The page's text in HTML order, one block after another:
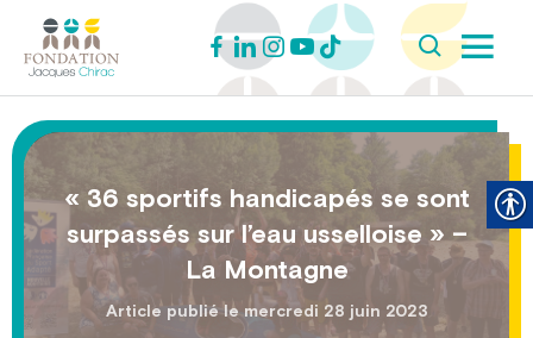
« 36 sportifs handicapés se sont
surpassés sur l’eau usselloise » –
La Montagne
Article publié le mercredi 28 juin 2023